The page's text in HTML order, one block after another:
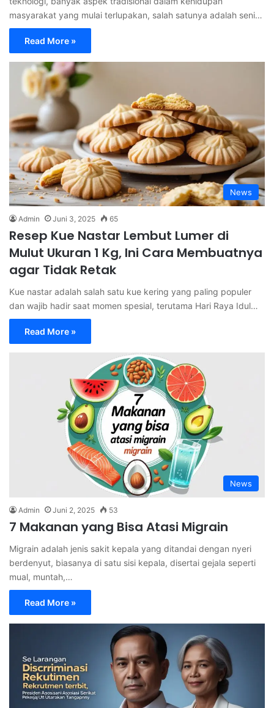
masyarakat yang mulai terlupakan, salah satunya adalah seni…
Read More »
News
Admin Juni 3, 2025 65
Resep Kue Nastar Lembut Lumer di
Mulut Ukuran 1 Kg, Ini Cara Membuatnya
agar Tidak Retak
Kue nastar adalah salah satu kue kering yang paling populer
dan wajib hadir saat momen spesial, terutama Hari Raya Idul…
Read More »
News
Admin Juni 2, 2025 53
7 Makanan yang Bisa Atasi Migrain
Migrain adalah jenis sakit kepala yang ditandai dengan nyeri
berdenyut, biasanya di satu sisi kepala, disertai gejala seperti
mual, muntah,…
Read More »